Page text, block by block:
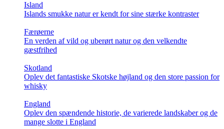
Island
Islands smukke natur er kendt for sine stærke kontraster
Færøerne
En verden af vild og uberørt natur og den velkendte
gæstfrihed
Skotland
Oplev det fantastiske Skotske højland og den store passion for
whisky
England
Oplev den spændende historie, de varierede landskaber og de
mange slotte i England